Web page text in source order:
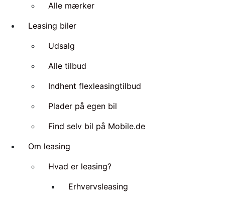
Alle mærker
Leasing biler
Udsalg
Alle tilbud
Indhent flexleasingtilbud
Plader på egen bil
Find selv bil på Mobile.de
Om leasing
Hvad er leasing?
Erhvervsleasing